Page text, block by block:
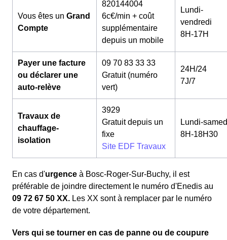
Vous êtes un Grand
Compte
820144004
6c€/min + coût
supplémentaire
depuis un mobile
Lundi-
vendredi
8H-17H
Payer une facture
ou déclarer une
auto-relève
09 70 83 33 33
Gratuit (numéro
vert)
24H/24
7J/7
Travaux de
chauffage-
isolation
3929
Gratuit depuis un
fixe
Site EDF Travaux
Lundi-
8H-18H30
En cas d'urgence à Bosc-Roger-Sur-Buchy, il est
préférable de joindre directement le numéro d'Enedis au
09 72 67 50 XX. Les XX sont à remplacer par le numéro
de votre département.
Vers qui se tourner en cas de panne ou de coupure